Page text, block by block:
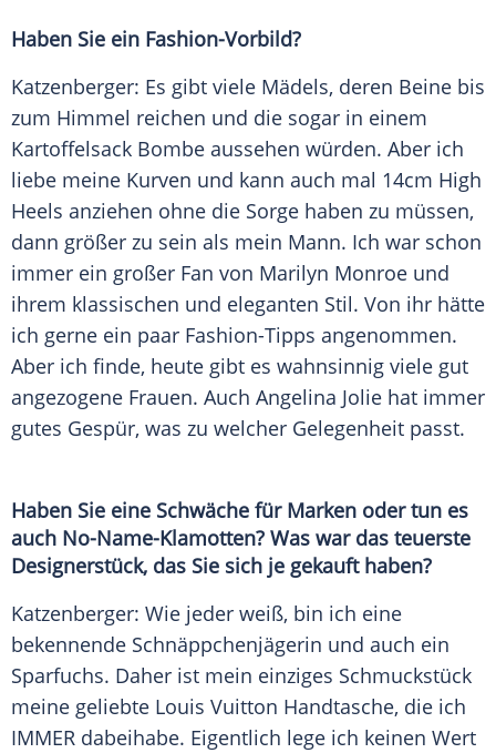
Haben Sie ein Fashion-Vorbild?
Katzenberger: Es gibt viele Mädels, deren Beine bis
zum Himmel reichen und die sogar in einem
Kartoffelsack Bombe aussehen würden. Aber ich
liebe meine Kurven und kann auch mal 14cm High
Heels anziehen ohne die Sorge haben zu müssen,
dann größer zu sein als mein Mann. Ich war schon
immer ein großer Fan von Marilyn Monroe und
ihrem klassischen und eleganten Stil. Von ihr hätte
ich gerne ein paar Fashion-Tipps angenommen.
Aber ich finde, heute gibt es wahnsinnig viele gut
angezogene Frauen. Auch Angelina Jolie hat immer
gutes Gespür, was zu welcher Gelegenheit passt.
Haben Sie eine Schwäche für Marken oder tun es
auch No-Name-Klamotten? Was war das teuerste
Designerstück, das Sie sich je gekauft haben?
Katzenberger: Wie jeder weiß, bin ich eine
bekennende Schnäppchenjägerin und auch ein
Sparfuchs. Daher ist mein einziges Schmuckstück
meine geliebte Louis Vuitton Handtasche, die ich
IMMER dabeihabe. Eigentlich lege ich keinen Wert